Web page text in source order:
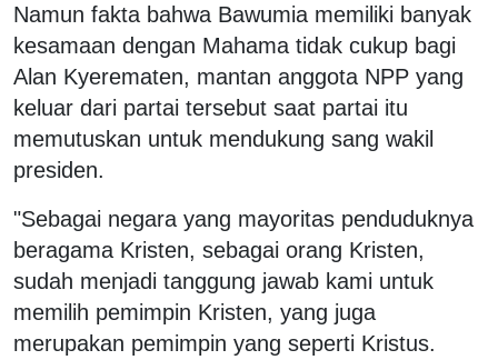
Namun fakta bahwa Bawumia memiliki banyak
kesamaan dengan Mahama tidak cukup bagi
Alan Kyerematen, mantan anggota NPP yang
keluar dari partai tersebut saat partai itu
memutuskan untuk mendukung sang wakil
presiden.
"Sebagai negara yang mayoritas penduduknya
beragama Kristen, sebagai orang Kristen,
sudah menjadi tanggung jawab kami untuk
memilih pemimpin Kristen, yang juga
merupakan pemimpin yang seperti Kristus.